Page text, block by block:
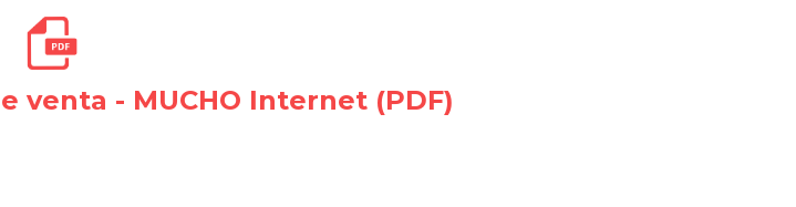
venta - MUCHO Internet (PDF)